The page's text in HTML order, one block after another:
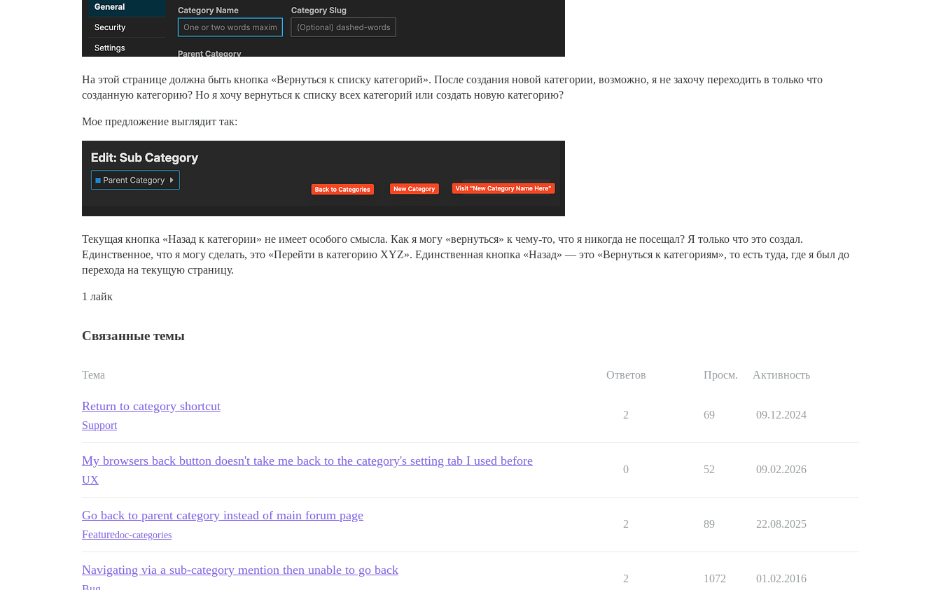
На этой странице должна быть кнопка «Вернуться к списку категорий». После создания новой категории, возможно, я не захочу переходить в только что
созданную категорию? Но я хочу вернуться к списку всех категорий или создать новую категорию?
Мое предложение выглядит так:
Текущая кнопка «Назад к категории» не имеет особого смысла. Как я могу «вернуться» к чему-то, что я никогда не посещал? Я только что это создал.
Единственное, что я могу сделать, это «Перейти в категорию XYZ». Единственная кнопка «Назад» — это «Вернуться к категориям», то есть туда, где я был до
перехода на текущую страницу.
1 лайк
Связанные темы
Тема Ответов Просм. Активность
Return to category shortcut
Support
2 69 09.12.2024
My browsers back button doesn't take me back to the category's setting tab I used before
UX
0 52 09.02.2026
Go back to parent category instead of main forum page
Featuredoc-categories
2 89 22.08.2025
Navigating via a sub-category mention then unable to go back
2 1072 01.02.2016